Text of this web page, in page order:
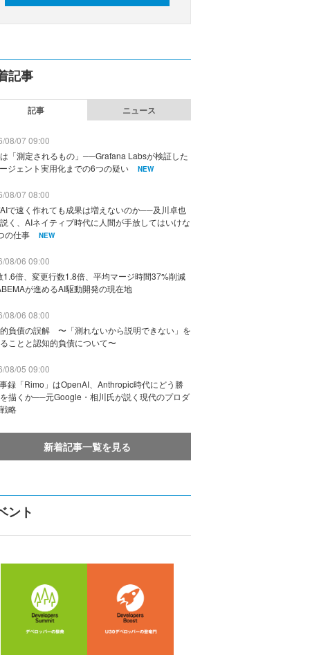
記事
記事 ニュース
08/07 09:00
「測定されるもの」──Grafana Labsが検証した
ジェント実用化までの6つの疑い
NEW
08/07 08:00
で速く作れても成果は増えないのか──及川卓也
く、AIネイティブ時代に人間が手放してはいけな
の仕事
NEW
08/06 09:00
1.6倍、変更行数1.8倍、平均マージ時間37%削減
が進めるAI駆動開発の現在地
08/06 08:00
負債の誤解 〜「測れないから説明できない」を
ことと認知的負債について〜
08/05 09:00
録「Rimo」はOpenAI、Anthropic時代にどう勝
描くか──元Google・相川氏が説く現代のプロダ
略
新着記事一覧を見る
ント